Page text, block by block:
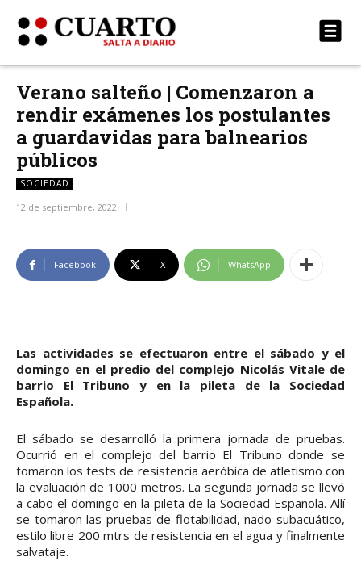
Verano salteño | Comenzaron a
rendir exámenes los postulantes
a guardavidas para balnearios
públicos
SOCIEDAD
12 de septiembre, 2022
Facebook X WhatsApp
Las actividades se efectuaron entre el sábado y el
domingo en el predio del complejo Nicolás Vitale de
barrio El Tribuno y en la pileta de la Sociedad
Española.
El sábado se desarrolló la primera jornada de pruebas.
Ocurrió en el complejo del barrio El Tribuno donde se
tomaron los tests de resistencia aeróbica de atletismo con
la evaluación de 1000 metros. La segunda jornada se llevó
a cabo el domingo en la pileta de la Sociedad Española. Allí
se tomaron las pruebas de flotabilidad, nado subacuático,
estilo libre 200 mtrs de resistencia en el agua y finalmente
salvataje.